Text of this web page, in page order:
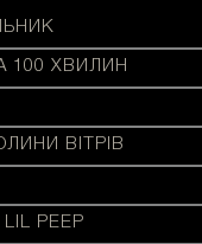
100 ХВИЛИН
ВІТРІВ
PEEP